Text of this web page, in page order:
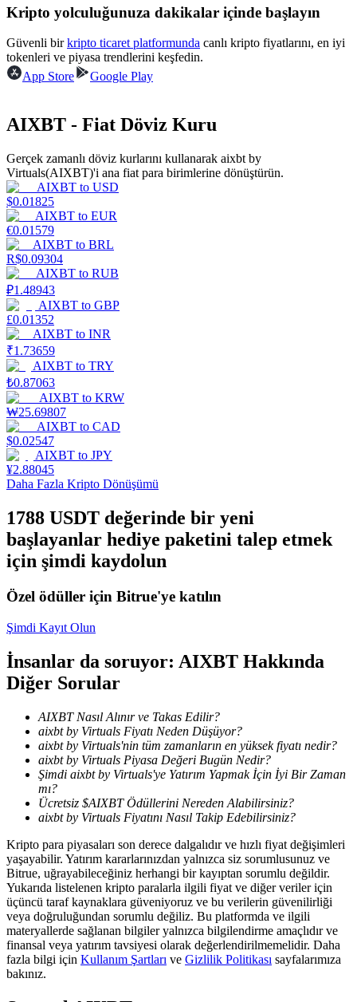
Power Piggy
Günlük rekabetçi ödüller kazanın
Staking
Yüksek getiri ve anında erişim
Popüler token'lar kazanmak için esnek staking
BTR sahiplerine özel yatırımlar
Krediler
Kripto destekli borçlanma hizmeti
Kripto yolculuğunuza dakikalar içinde başlayın
Güvenli birkripto ticaret platformunda canlı kripto fiyatlarını, en iyi
tokenleri ve piyasa trendlerini keşfedin.
App Store
Google Play
AIXBT - Fiat Döviz Kuru
Gerçek zamanlı döviz kurlarını kullanarak aixbt by
Virtuals(AIXBT)'i ana fiat para birimlerine dönüştürün.
AIXBT to USD
$0.01825
AIXBT to EUR
€0.01579
AIXBT to BRL
R$0.09304
AIXBT to RUB
₽1.48943
AIXBT to GBP
£0.01352
AIXBT to INR
₹1.73659
AIXBT to TRY
₺0.87063
AIXBT to KRW
₩25.69807
AIXBT to CAD
$0.02547
AIXBT to JPY
¥2.88045
Daha Fazla Kripto Dönüşümü
1788 USDT değerinde bir yeni
başlayanlar hediye paketini talep etmek
için şimdi kaydolun
Özel ödüller için Bitrue'ye katılın
Şimdi Kayıt Olun
İnsanlar da soruyor: AIXBT Hakkında
Diğer Sorular
AIXBT Nasıl Alınır ve Takas Edilir?
aixbt by Virtuals Fiyatı Neden Düşüyor?
aixbt by Virtuals'nin tüm zamanların en yüksek fiyatı nedir?
aixbt by Virtuals Piyasa Değeri Bugün Nedir?
Şimdi aixbt by Virtuals'ye Yatırım Yapmak İçin İyi Bir Zaman
mı?
Ücretsiz $AIXBT Ödüllerini Nereden Alabilirsiniz?
aixbt by Virtuals Fiyatını Nasıl Takip Edebilirsiniz?
Kripto para piyasaları son derece dalgalıdır ve hızlı fiyat değişimleri
yaşayabilir. Yatırım kararlarınızdan yalnızca siz sorumlusunuz ve
Bitrue, uğrayabileceğiniz herhangi bir kayıptan sorumlu değildir.
Yukarıda listelenen kripto paralarla ilgili fiyat ve diğer veriler için
üçüncü taraf kaynaklara güveniyoruz ve bu verilerin güvenilirliği
veya doğruluğundan sorumlu değiliz. Bu platformda ve ilgili
materyallerde sağlanan bilgiler yalnızca bilgilendirme amaçlıdır ve
finansal veya yatırım tavsiyesi olarak değerlendirilmemelidir. Daha
fazla bilgi için Kullanım Şartları ve Gizlilik Politikası sayfalarımıza
bakınız.